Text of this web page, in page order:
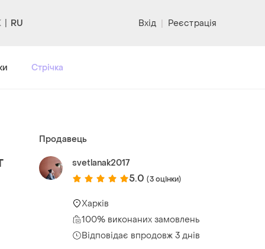
RU Вхід | Реєстрація
Стрічка
Продавець
svetlanak2017
5.0 (3 оцінки)
Харків
100% виконаних замовлень
Відповідає впродовж 3 днів